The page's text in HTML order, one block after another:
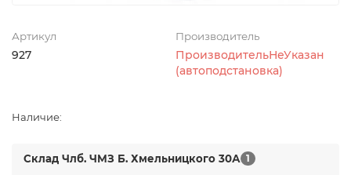
Артикул
927
Производитель
ПроизводительНеУказан
(автоподстановка)
Наличие:
Склад Члб. ЧМЗ Б. Хмельницкого 30А 1